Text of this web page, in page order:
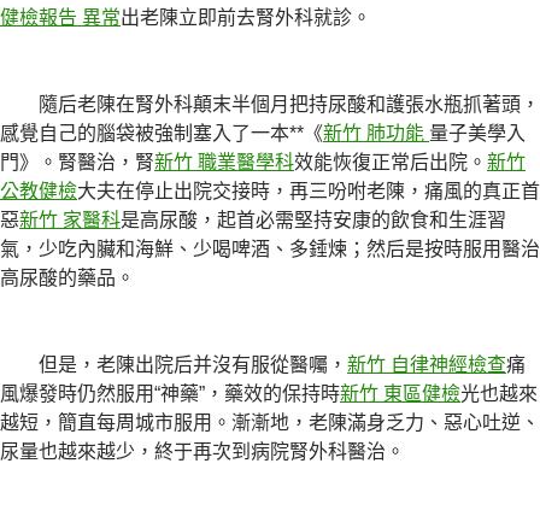
健檢報告 異常出老陳立即前去腎外科就診。
隨后老陳在腎外科顛末半個月把持尿酸和護張水瓶抓著頭，
感覺自己的腦袋被強制塞入了一本**《新竹 肺功能 量子美學入
門》。腎醫治，腎新竹 職業醫學科效能恢復正常后出院。 新竹
公教健檢大夫在停止出院交接時，再三吩咐老陳，痛風的真正首
惡新竹 家醫科是高尿酸，起首必需堅持安康的飲食和生涯習
氣，少吃內臟和海鮮、少喝啤酒、多錘煉；然后是按時服用醫治
高尿酸的藥品。
但是，老陳出院后并沒有服從醫囑， 新竹 自律神經檢查痛
風爆發時仍然服用“神藥”，藥效的保持時新竹 東區健檢光也越來
越短，簡直每周城市服用。漸漸地，老陳滿身乏力、惡心吐逆、
尿量也越來越少，終于再次到病院腎外科醫治。